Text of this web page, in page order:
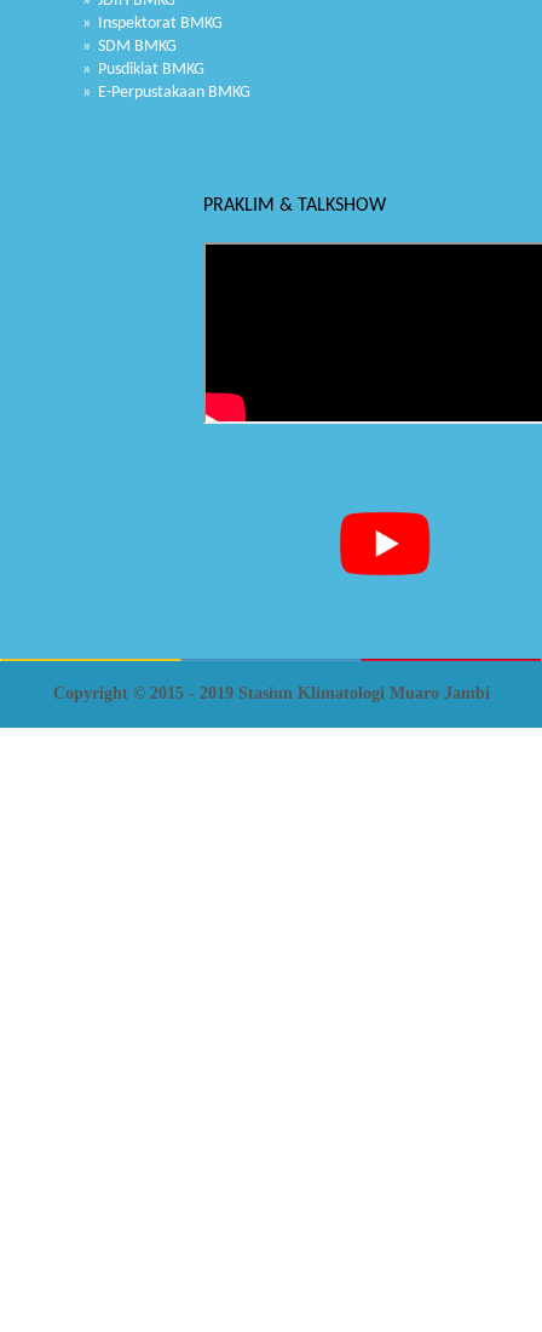
» Inspektorat BMKG
» SDM BMKG
» Pusdiklat BMKG
» E-Perpustakaan BMKG
PRAKLIM & TALKSHOW
Copyright © 2015 - 2019 Stasiun Klimatologi Muaro Jambi